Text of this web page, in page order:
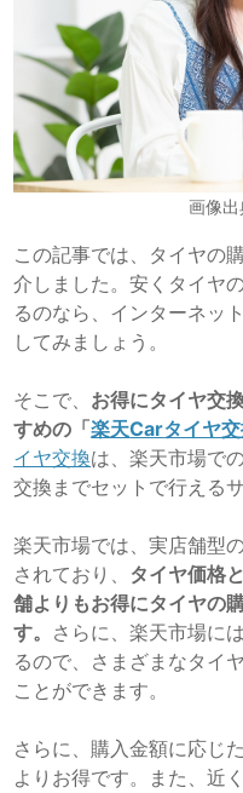
画像
この記事では、タイヤの
介しました。安くタイヤ
るのなら、インターネッ
してみましょう。
そこで、 お得にタイヤ交
すめの「楽天Carタイヤ
イヤ交換は、楽天市場で
交換までセットで行える
楽天市場では、実店舗型
されており、 タイヤ価格
舗よりもお得にタイヤの
す。 さらに、楽天市場に
るので、さまざまなタイ
ことができます。
さらに、購入金額に応じ
よりお得です。また、近